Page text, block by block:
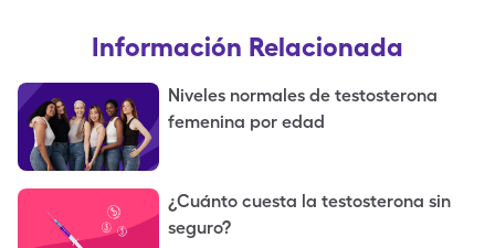
Información Relacionada
Niveles normales de testosterona
femenina por edad
¿Cuánto cuesta la testosterona sin
seguro?